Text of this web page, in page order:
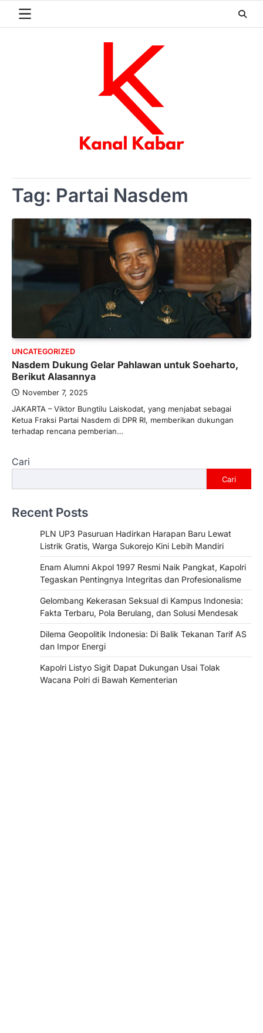
Tag: Partai Nasdem
UNCATEGORIZED
Nasdem Dukung Gelar Pahlawan untuk Soeharto,
Berikut Alasannya
November 7, 2025
JAKARTA – Viktor Bungtilu Laiskodat, yang menjabat sebagai
Ketua Fraksi Partai Nasdem di DPR RI, memberikan dukungan
terhadap rencana pemberian…
Cari
Cari
Recent Posts
PLN UP3 Pasuruan Hadirkan Harapan Baru Lewat
Listrik Gratis, Warga Sukorejo Kini Lebih Mandiri
Enam Alumni Akpol 1997 Resmi Naik Pangkat, Kapolri
Tegaskan Pentingnya Integritas dan Profesionalisme
Gelombang Kekerasan Seksual di Kampus Indonesia:
Fakta Terbaru, Pola Berulang, dan Solusi Mendesak
Dilema Geopolitik Indonesia: Di Balik Tekanan Tarif AS
dan Impor Energi
Kapolri Listyo Sigit Dapat Dukungan Usai Tolak
Wacana Polri di Bawah Kementerian